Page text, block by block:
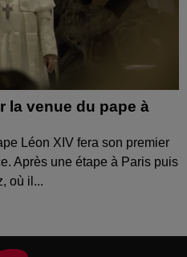
la venue du pape à
Léon XIV fera son premier
Après une étape à Paris puis
où il...